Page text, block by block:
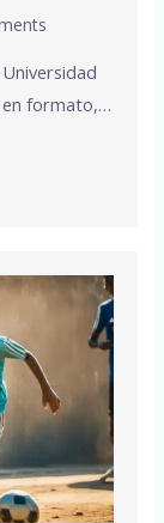
en formato,…